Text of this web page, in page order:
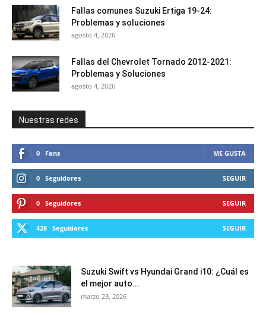
Fallas comunes Suzuki Ertiga 19-24:
Problemas y soluciones
agosto 4, 2026
Fallas del Chevrolet Tornado 2012-2021:
Problemas y Soluciones
agosto 4, 2026
Nuestras redes
0 Fans ME GUSTA
0 Seguidores SEGUIR
0 Seguidores SEGUIR
428 Seguidores SEGUIR
Suzuki Swift vs Hyundai Grand i10: ¿Cuál es
el mejor auto...
marzo 23, 2026